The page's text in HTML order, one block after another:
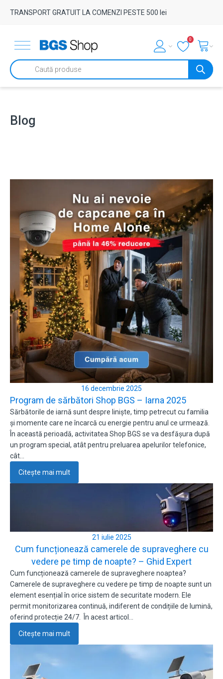
TRANSPORT GRATUIT LA COMENZI PESTE 500 lei
0
Products
search
Blog
16 decembrie 2025
Program de sărbători Shop BGS – Iarna 2025
Sărbătorile de iarnă sunt despre liniște, timp petrecut cu familia
și momente care ne încarcă cu energie pentru anul ce urmează.
În această perioadă, activitatea Shop BGS se va desfășura după
un program special, atât pentru preluarea apelurilor telefonice,
cât…
Citește mai mult
21 iulie 2025
Cum funcționează camerele de supraveghere cu
vedere pe timp de noapte? – Ghid Expert
Cum funcționează camerele de supraveghere noaptea?
Camerele de supraveghere cu vedere pe timp de noapte sunt un
element esențial în orice sistem de securitate modern. Ele
permit monitorizarea continuă, indiferent de condițiile de lumină,
oferind protecție 24/7. În acest articol…
Citește mai mult